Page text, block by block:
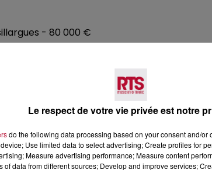
- 80 000 €
- 230 000 €
Française - 300 000 €
- 135 000 €
ou château d’en Bardou à Elne - 300 000 €
000 €
- 225 000 €
Le respect de votre vie privée est notre
do the following data processing based on your consent and/or
Use limited data to select advertising; Create profiles for
Measure advertising performance; Measure content
of data from different sources; Develop and improve services;